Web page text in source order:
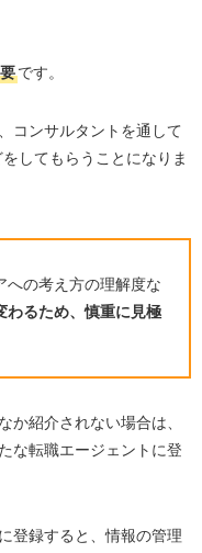
です。
コンサルタントを通して
してもらうことになりま
への考え方の理解度な
わるため、慎重に見極
か紹介されない場合は、
な転職エージェントに登
登録すると、情報の管理